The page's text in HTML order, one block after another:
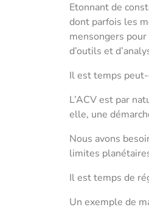
Etonnant de
dont parfois les
mensongers
d’outils et
Il est temps
L’ACV est par
elle, une
Nous avons
limites
Il est temps de
Un exemple de